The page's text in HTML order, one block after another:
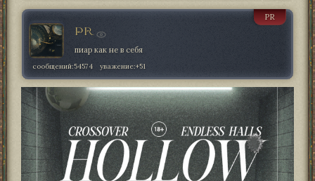
PR
PR
пиар как не в себя
сообщений:54574 уважение:+51